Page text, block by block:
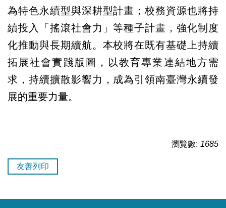
為特色永續型與深耕型計畫；校務資源也將持
續投入「搖滾社會力」等種子計畫，強化制度
化推動與長期續航。本校將在既有基礎上持續
拓展社會實踐版圖，以教育專業連結地方需
求，持續擴散影響力，成為引領南臺灣永續發
展的重要力量。
瀏覽數: 1685
友善列印